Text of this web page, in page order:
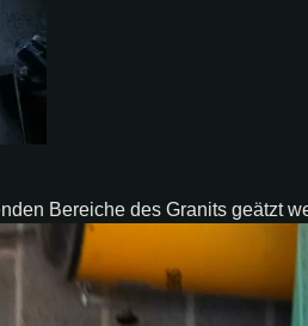
Bereiche des Granits geätzt